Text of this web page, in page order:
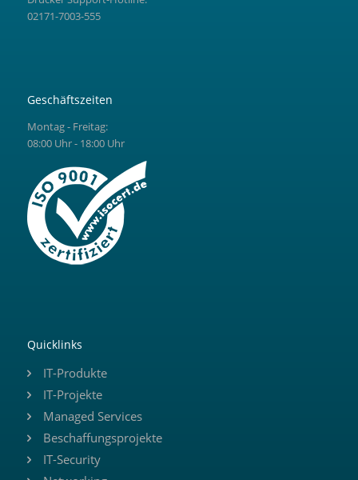
02171-7003-555
Geschäftszeiten
Montag - Freitag:
08:00 Uhr - 18:00 Uhr
Quicklinks
IT-Produkte
IT-Projekte
Managed Services
Beschaffungsprojekte
IT-Security